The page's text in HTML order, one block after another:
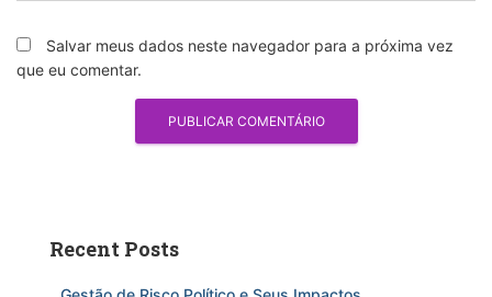
Salvar meus dados neste navegador para a próxima vez
que eu comentar.
Recent Posts